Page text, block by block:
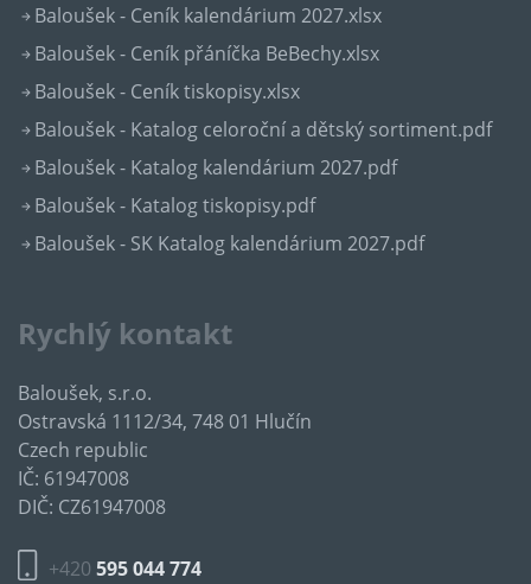
Baloušek - Ceník kalendárium 2027.xlsx
Baloušek - Ceník přáníčka BeBechy.xlsx
Baloušek - Ceník tiskopisy.xlsx
Baloušek - Katalog celoroční a dětský sortiment.pdf
Baloušek - Katalog kalendárium 2027.pdf
Baloušek - Katalog tiskopisy.pdf
Baloušek - SK Katalog kalendárium 2027.pdf
Rychlý kontakt
Baloušek, s.r.o.
Ostravská 1112/34, 748 01 Hlučín
Czech republic
IČ: 61947008
DIČ: CZ61947008
+420 595 044 774